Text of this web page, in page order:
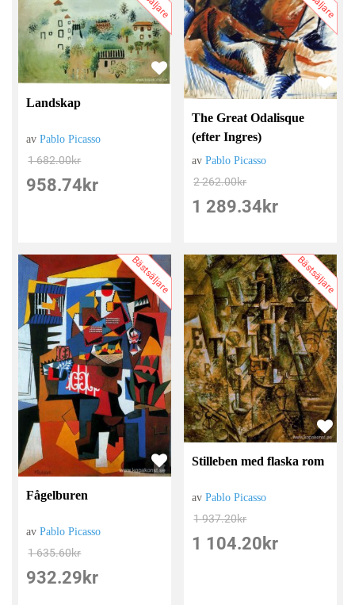
Landskap
avPablo Picasso
1 682.00kr
958.74 kr
The Great Odalisque
(efter Ingres)
avPablo Picasso
2 262.00kr
1 289.34 kr
Bästsäljare
Fågelburen
avPablo Picasso
1 635.60kr
932.29 kr
Bästsäljare
Stilleben med flaska rom
avPablo Picasso
1 937.20kr
1 104.20 kr